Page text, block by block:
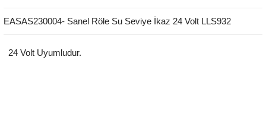
EASAS230004- Sanel Röle Su Seviye İkaz 24 Volt LLS932
24 Volt Uyumludur.